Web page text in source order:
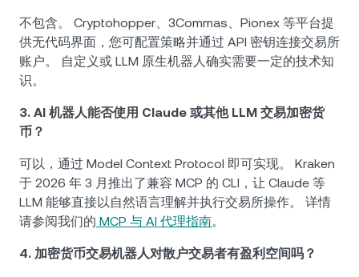
不包含。 Cryptohopper、3Commas、Pionex 等平台提
供无代码界面，您可配置策略并通过 API 密钥连接交易所
账户。 自定义或 LLM 原生机器人确实需要一定的技术知
识。
3. AI 机器人能否使用 Claude 或其他 LLM 交易加密货
币？
可以，通过 Model Context Protocol 即可实现。 Kraken
于 2026 年 3 月推出了兼容 MCP 的 CLI，让 Claude 等
LLM 能够直接以自然语言理解并执行交易所操作。 详情
请参阅我们的 MCP 与 AI 代理指南。
4. 加密货币交易机器人对散户交易者有盈利空间吗？